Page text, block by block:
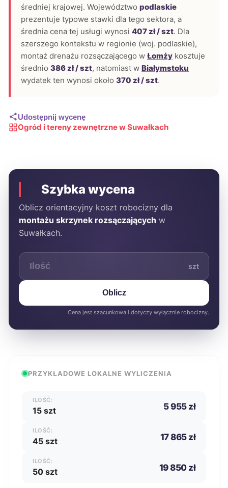
średniej krajowej. Województwo podlaskie
prezentuje typowe stawki dla tego sektora, a
średnia cena tej usługi wynosi 407 zł / szt. Dla
szerszego kontekstu w regionie (woj. podlaskie),
montaż drenażu rozsączającego w Łomży kosztuje
średnio 386 zł / szt, natomiast w Białymstoku
wydatek ten wynosi około 370 zł / szt.
Udostępnij wycenę
Ogród i tereny zewnętrzne w Suwałkach
Szybka wycena
Oblicz orientacyjny koszt robocizny dla
montażu skrzynek rozsączających w
Suwałkach.
szt
Oblicz
Cena jest szacunkowa i dotyczy wyłącznie robocizny.
PRZYKŁADOWE LOKALNE WYLICZENIA
ILOŚĆ:
15 szt 5 955 zł
ILOŚĆ:
45 szt 17 865 zł
ILOŚĆ:
50 szt 19 850 zł